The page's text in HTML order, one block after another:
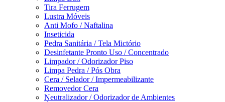
Tira Ferrugem
Lustra Móveis
Anti Mofo / Naftalina
Inseticida
Pedra Sanitária / Tela Mictório
Desinfetante Pronto Uso / Concentrado
Limpador / Odorizador Piso
Limpa Pedra / Pós Obra
Cera / Selador / Impermeabilizante
Removedor Cera
Neutralizador / Odorizador de Ambientes